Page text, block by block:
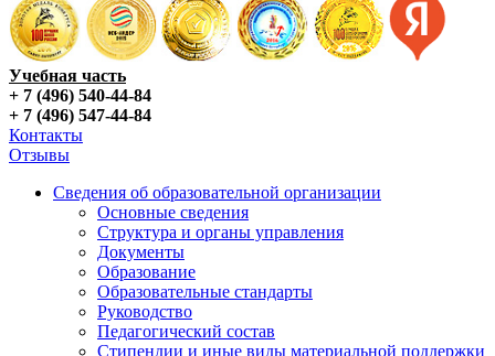
Учебная часть
+ 7 (496) 540-44-84
+ 7 (496) 547-44-84
Контакты
Отзывы
Сведения об образовательной организации
Основные сведения
Структура и органы управления
Документы
Образование
Образовательные стандарты
Руководство
Педагогический состав
Стипендии и иные виды материальной поддержки